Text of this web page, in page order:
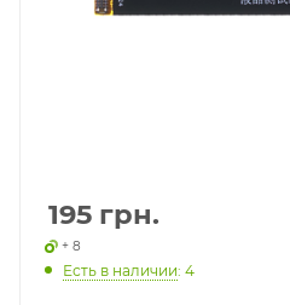
195 грн.
+ 8
Есть в наличии: 4